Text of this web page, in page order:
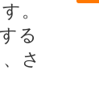
。
る
さ